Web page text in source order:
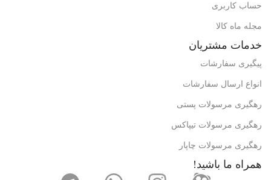
حساب کاربری
مجله ماه کالا
خدمات مشتریان
پیگیری سفارشات
انواع ارسال سفارشات
رهگیری مرسولات پستی
رهگیری مرسولات تیپاکس
رهگیری مرسولات چاپار
همراه ما باشید!